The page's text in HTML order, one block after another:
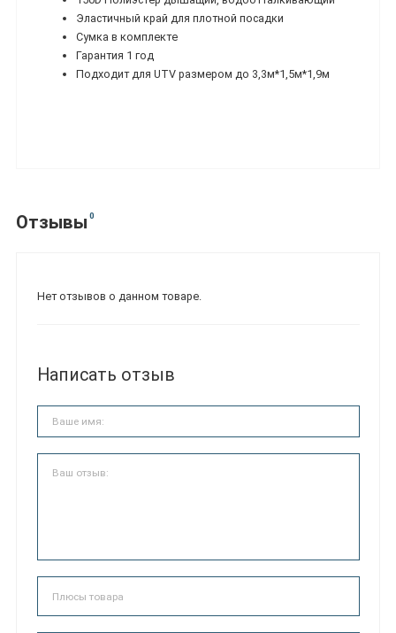
Эластичный край для плотной посадки
Сумка в комплекте
Гарантия 1 год
Подходит для UTV размером до 3,3м*1,5м*1,9м
Отзывы 0
Нет отзывов о данном товаре.
Написать отзыв